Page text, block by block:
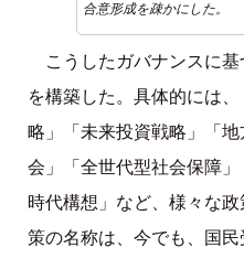
合意形成を疎かにした。
こうしたガバナンスに
を構築した。具体的には
略」「未来投資戦略」「
会」「全世代型社会保障
時代構想」など、様々な
策の名称は、今でも、国